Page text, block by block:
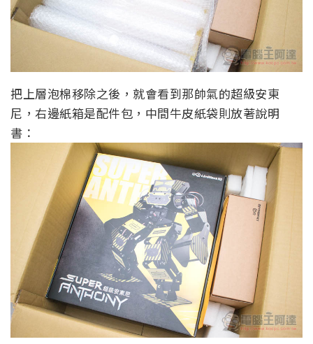
把上層泡棉移除之後，就會看到那帥氣的超級安東
尼，右邊紙箱是配件包，中間牛皮紙袋則放著說明
書：